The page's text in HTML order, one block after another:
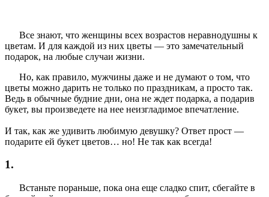
Все знают, что женщины всех возрастов неравнодушны к
цветам. И для каждой из них цветы — это замечательный
подарок, на любые случаи жизни.
Но, как правило, мужчины даже и не думают о том, что
цветы можно дарить не только по праздникам, а просто так.
Ведь в обычные будние дни, она не ждет подарка, а подарив
букет, вы произведете на нее неизгладимое впечатление.
И так, как же удивить любимую девушку? Ответ прост —
подарите ей букет цветов… но! Не так как всегда!
1.
Встаньте пораньше, пока она еще сладко спит, сбегайте в